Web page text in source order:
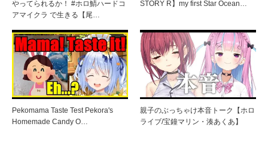
やってられるか！ #ホロ鯖ハードコ
アマイクラ で生きる【尾…
STORY R】my first Star Ocean…
Pekomama Taste Test Pekora's
Homemade Candy O…
親子のぶっちゃけ本音トーク【ホロ
ライブ/宝鐘マリン・湊あくあ】